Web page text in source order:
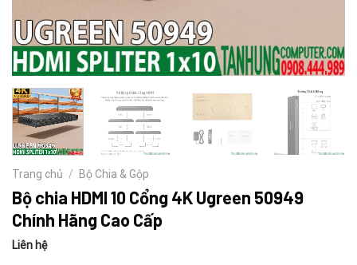
Trang chủ / Bộ Chia & Gộp
Bộ chia HDMI 10 Cổng 4K Ugreen 50949
Chính Hãng Cao Cấp
Liên hệ